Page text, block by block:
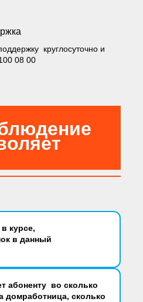
круглосуточно и
08 00
в курсе,
в данный
абоненту во сколько
домработница, сколько